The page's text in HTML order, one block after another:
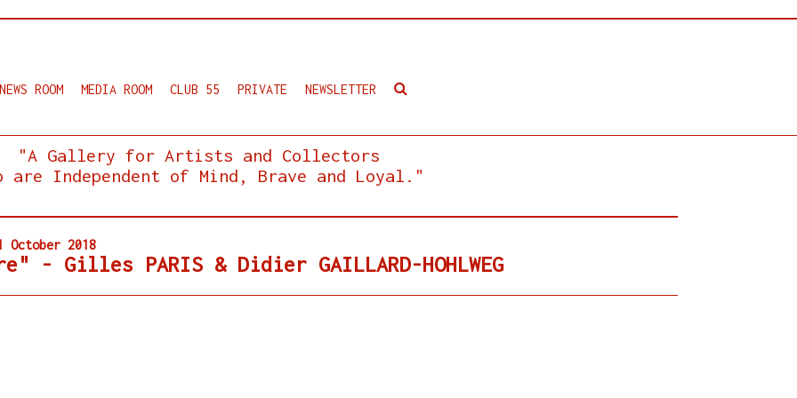
ROOM MEDIA ROOM CLUB 55 PRIVATE NEWSLETTER
"A Gallery for Artists and Collectors
are Independent of Mind, Brave and Loyal."
October 2018
Gilles PARIS & Didier GAILLARD-HOHLWEG